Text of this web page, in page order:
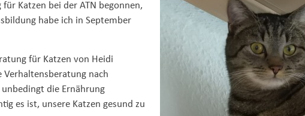
Katzen bei der ATN begonnen,
habe ich in September
für Katzen von Heidi
Verhaltensberatung nach
die Ernährung
es ist, unsere Katzen gesund zu